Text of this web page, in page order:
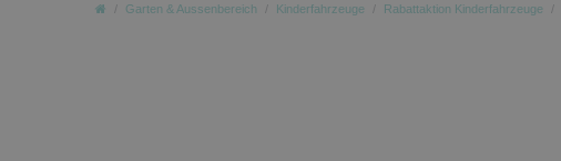
Garten & Aussenbereich Kinderfahrzeuge Rabattaktion Kinderfahrzeuge